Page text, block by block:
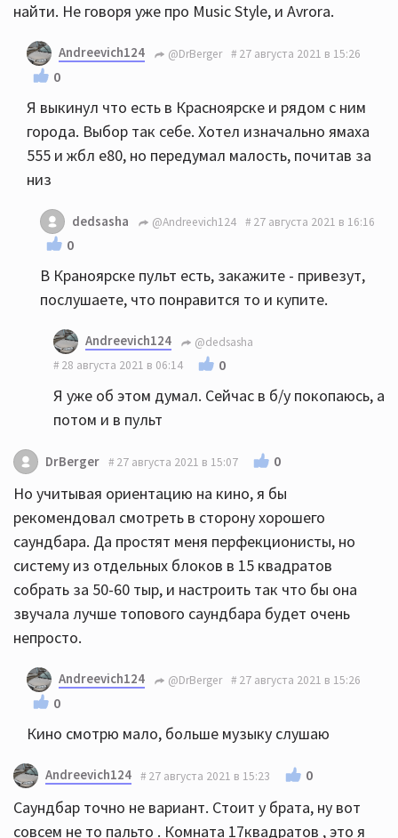
найти. Не говоря уже про Music Style, и Avrora.
Andreevich124 @DrBerger 27 августа 2021 в 15:26
0
Я выкинул что есть в Красноярске и рядом с ним
города. Выбор так себе. Хотел изначально ямаха
555 и жбл е80, но передумал малость, почитав за
низ
dedsasha @Andreevich124 27 августа 2021 в 16:16
0
В Краноярске пульт есть, закажите - привезут,
послушаете, что понравится то и купите.
Andreevich124
@dedsasha
28 августа 2021 в 06:14
0
Я уже об этом думал. Сейчас в б/у покопаюсь, а
потом и в пульт
DrBerger 27 августа 2021 в 15:07 0
Но учитывая ориентацию на кино, я бы
рекомендовал смотреть в сторону хорошего
саундбара. Да простят меня перфекционисты, но
систему из отдельных блоков в 15 квадратов
собрать за 50-60 тыр, и настроить так что бы она
звучала лучше топового саундбара будет очень
непросто.
Andreevich124 @DrBerger 27 августа 2021 в 15:26
0
Кино смотрю мало, больше музыку слушаю
Andreevich124 27 августа 2021 в 15:23 0
Саундбар точно не вариант. Стоит у брата, ну вот
совсем не то пальто . Комната 17квадратов , это я